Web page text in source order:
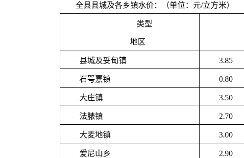
全县县城及各乡镇水价：（单位：元/立方米）
类型
地区
县城及妥甸镇 3.85
石咢嘉镇 0.80
大庄镇 3.50
法脿镇 2.70
大麦地镇 3.00
爱尼山乡 2.90